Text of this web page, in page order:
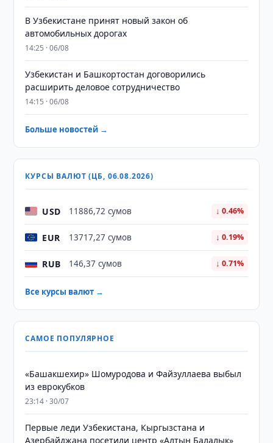
В Узбекистане принят новый закон об
автомобильных дорогах
14:25 · 06/08
Узбекистан и Башкортостан договорились
расширить деловое сотрудничество
14:15 · 06/08
Больше новостей →
КУРСЫ ВАЛЮТ (ЦБ, 06.08.2026)
USD 11886,72 сумов ↓ 0.46%
EUR 13717,27 сумов ↓ 0.19%
RUB 146,37 сумов ↓ 0.71%
Все курсы валют →
САМОЕ ПОПУЛЯРНОЕ
«Башакшехир» Шомуродова и Файзуллаева выбыл
из еврокубков
23:14 · 30/07
Первые леди Узбекистана, Кыргызстана и
Азербайджана посетили центр «Алтын Балалык»